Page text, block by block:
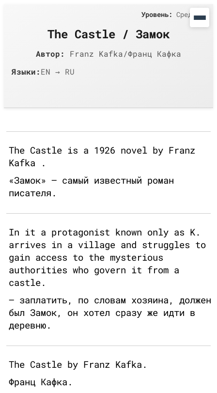
The Castle / Замок
Автор:
Franz Kafka/Франц Кафка
Языки:EN → RU
Уровень: Средний
The Castle is a 1926 novel by Franz
Kafka .
«Замок» — самый известный роман
писателя.
In it a protagonist known only as K.
arrives in a village and struggles to
gain access to the mysterious
authorities who govern it from a
castle.
— заплатить, по словам хозяина, должен
был Замок, он хотел сразу же идти в
деревню.
The Castle by Franz Kafka.
Франц Кафка.